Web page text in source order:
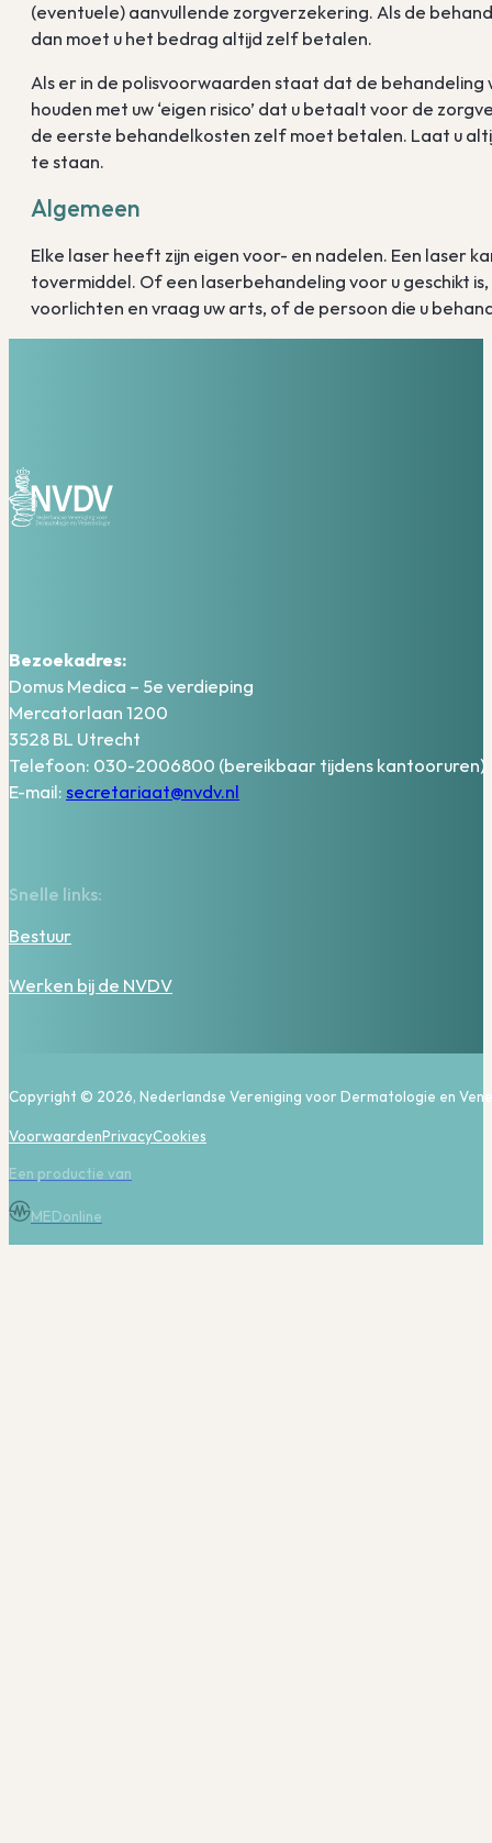
(eventuele) aanvullende zorgverzekering. Als de
dan moet u het bedrag altijd zelf betalen.
Als er in de polisvoorwaarden staat dat de
houden met uw ‘eigen risico’ dat u betaalt voor de
de eerste behandelkosten zelf moet betalen. Laat u
te staan.
Algemeen
Elke laser heeft zijn eigen voor- en nadelen. Een laser
tovermiddel. Of een laserbehandeling voor u geschikt
voorlichten en vraag uw arts, of de persoon die u
Bezoekadres:
Domus Medica – 5e verdieping
Mercatorlaan 1200
3528 BL Utrecht
Telefoon: 030-2006800 (bereikbaar tijdens kantooruren)
E-mail: secretariaat@nvdv.nl
Snelle links:
Bestuur
Werken bij de NVDV
Copyright © 2026, Nederlandse Vereniging voor Dermatologie en
VoorwaardenPrivacyCookies
Een productie van
MEDonline